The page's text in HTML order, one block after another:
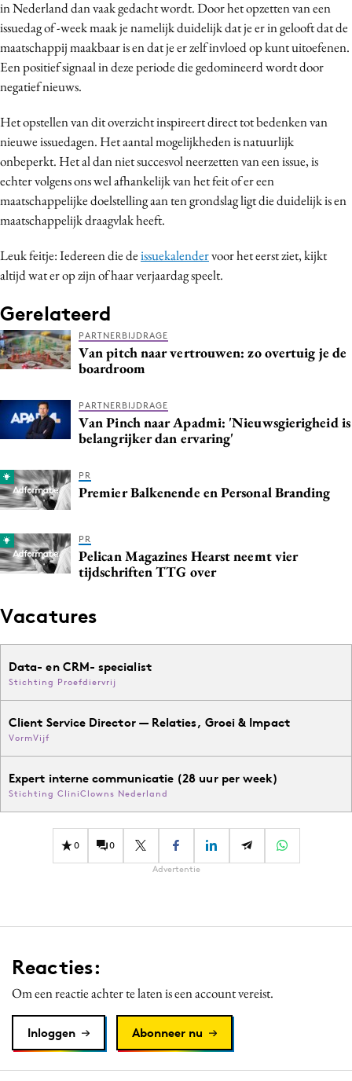
in Nederland dan vaak gedacht wordt. Door het opzetten van een
issuedag of -week maak je namelijk duidelijk dat je er in gelooft dat de
maatschappij maakbaar is en dat je er zelf invloed op kunt uitoefenen.
Een positief signaal in deze periode die gedomineerd wordt door
negatief nieuws.
Het opstellen van dit overzicht inspireert direct tot bedenken van
nieuwe issuedagen. Het aantal mogelijkheden is natuurlijk
onbeperkt. Het al dan niet succesvol neerzetten van een issue, is
echter volgens ons wel afhankelijk van het feit of er een
maatschappelijke doelstelling aan ten grondslag ligt die duidelijk is en
maatschappelijk draagvlak heeft.
Leuk feitje: Iedereen die deissuekalendervoor het eerst ziet, kijkt
altijd wat er op zijn of haar verjaardag speelt.
Gerelateerd
PARTNERBIJDRAGE
Van pitch naar vertrouwen: zo overtuig je de
boardroom
PARTNERBIJDRAGE
Van Pinch naar Apadmi: 'Nieuwsgierigheid is
belangrijker dan ervaring'
PR
Premier Balkenende en Personal Branding
PR
Pelican Magazines Hearst neemt vier
tijdschriften TTG over
Vacatures
Data- en CRM- specialist
Stichting Proefdiervrij
Client Service Director — Relaties, Groei & Impact
VormVijf
Expert interne communicatie (28 uur per week)
Stichting CliniClowns Nederland
0 0
Advertentie
Reacties:
Om een reactie achter te laten is een account vereist.
Inloggen Abonneer nu